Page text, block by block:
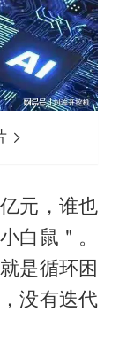
元，谁也
白鼠＂。
是循环困
没有迭代